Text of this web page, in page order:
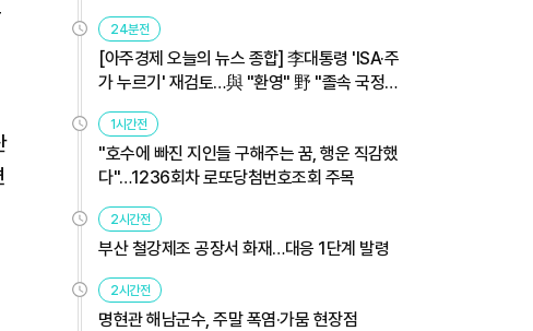
24분전
[아주경제 오늘의 뉴스 종합] 李대통령 'ISA·주
가 누르기' 재검토…與 "환영" 野 "졸속 국정"
外
1시간전
"호수에 빠진 지인들 구해주는 꿈, 행운 직감했
다"…1236회차 로또당첨번호조회 주목
2시간전
부산 철강제조 공장서 화재…대응 1단계 발령
2시간전
명현관 해남군수, 주말 폭염·가뭄 현장점